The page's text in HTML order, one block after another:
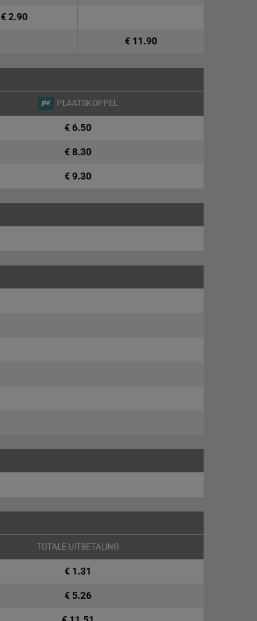
€ 2.90
€ 11.90
PLAATSKOPPEL
€ 6.50
€ 8.30
€ 9.30
TOTALE UITBETALING
€ 1.31
€ 5.26